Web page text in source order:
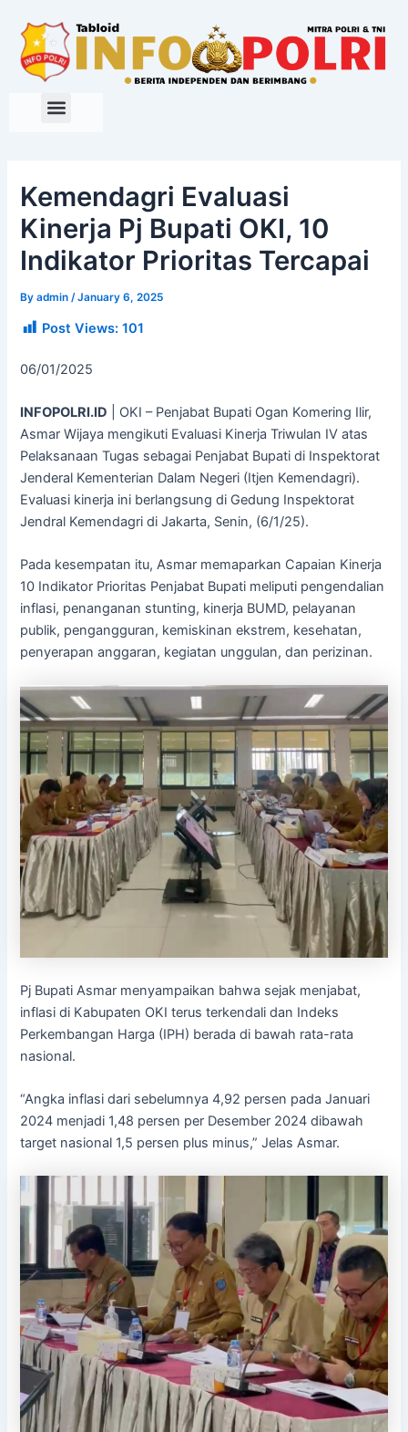
content
Kemendagri Evaluasi
Kinerja Pj Bupati OKI, 10
Indikator Prioritas Tercapai
Byadmin/January 6, 2025
Post Views: 101
06/01/2025
INFOPOLRI.ID | OKI – Penjabat Bupati Ogan Komering Ilir,
Asmar Wijaya mengikuti Evaluasi Kinerja Triwulan IV atas
Pelaksanaan Tugas sebagai Penjabat Bupati di Inspektorat
Jenderal Kementerian Dalam Negeri (Itjen Kemendagri).
Evaluasi kinerja ini berlangsung di Gedung Inspektorat
Jendral Kemendagri di Jakarta, Senin, (6/1/25).
Pada kesempatan itu, Asmar memaparkan Capaian Kinerja
10 Indikator Prioritas Penjabat Bupati meliputi pengendalian
inflasi, penanganan stunting, kinerja BUMD, pelayanan
publik, pengangguran, kemiskinan ekstrem, kesehatan,
penyerapan anggaran, kegiatan unggulan, dan perizinan.
Pj Bupati Asmar menyampaikan bahwa sejak menjabat,
inflasi di Kabupaten OKI terus terkendali dan Indeks
Perkembangan Harga (IPH) berada di bawah rata-rata
nasional.
“Angka inflasi dari sebelumnya 4,92 persen pada Januari
2024 menjadi 1,48 persen per Desember 2024 dibawah
target nasional 1,5 persen plus minus,” Jelas Asmar.